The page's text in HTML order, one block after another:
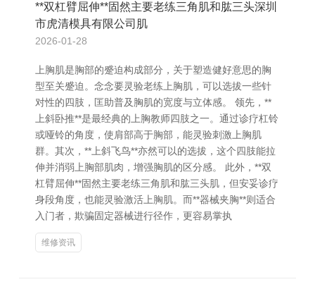
**双杠臂屈伸**固然主要老练三角肌和肱三头深圳
市虎清模具有限公司肌
2026-01-28
上胸肌是胸部的蹙迫构成部分，关于塑造健好意思的胸
型至关蹙迫。念念要灵验老练上胸肌，可以选拔一些针
对性的四肢，匡助普及胸肌的宽度与立体感。 领先，**
上斜卧推**是最经典的上胸教师四肢之一。通过诊疗杠铃
或哑铃的角度，使肩部高于胸部，能灵验刺激上胸肌
群。其次，**上斜飞鸟**亦然可以的选拔，这个四肢能拉
伸并消弱上胸部肌肉，增强胸肌的区分感。 此外，**双
杠臂屈伸**固然主要老练三角肌和肱三头肌，但安妥诊疗
身段角度，也能灵验激活上胸肌。而**器械夹胸**则适合
入门者，欺骗固定器械进行径作，更容易掌执
维修资讯